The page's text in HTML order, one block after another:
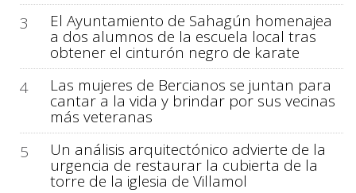
3
El Ayuntamiento de Sahagún homenajea
a dos alumnos de la escuela local tras
obtener el cinturón negro de karate
4
Las mujeres de Bercianos se juntan para
cantar a la vida y brindar por sus vecinas
más veteranas
5
Un análisis arquitectónico advierte de la
urgencia de restaurar la cubierta de la
torre de la iglesia de Villamol